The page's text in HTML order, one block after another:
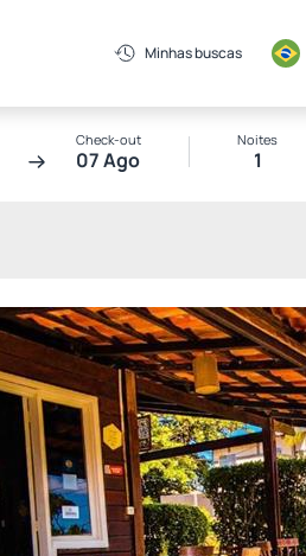
Minhas buscas
Check-out
07 Ago
Noites
1